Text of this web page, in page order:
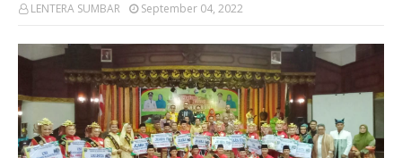
LENTERA SUMBAR September 04, 2022